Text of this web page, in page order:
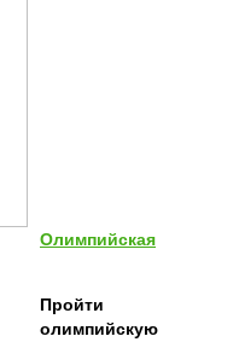
Олимпийская
Пройти
олимпийскую